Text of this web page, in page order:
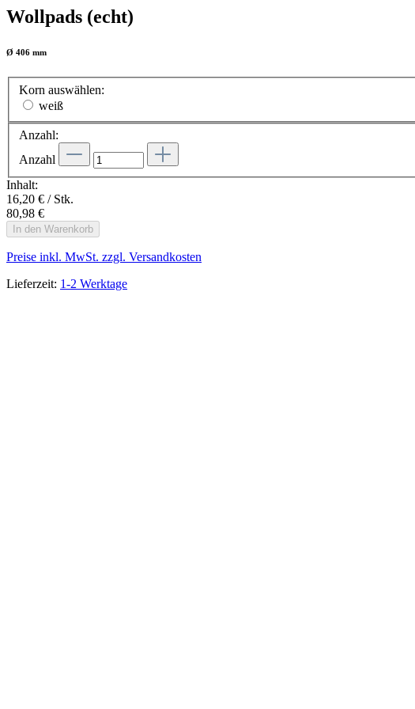
Wollpads (echt)
Ø 406 mm
Korn auswählen:
weiß
Anzahl:
Anzahl
Inhalt:
16,20 € / Stk.
80,98 €
In den Warenkorb
Preise inkl. MwSt. zzgl. Versandkosten
Lieferzeit: 1-2 Werktage